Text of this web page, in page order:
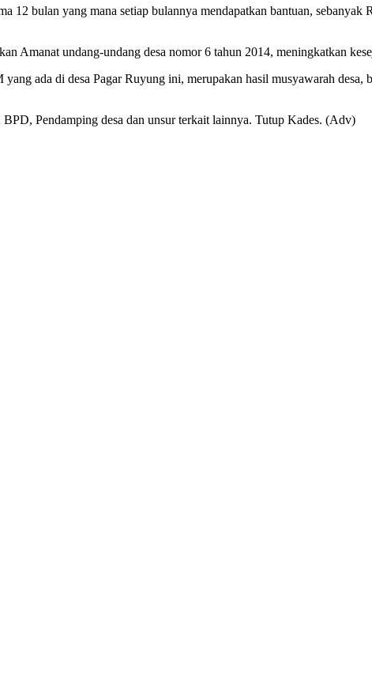
12 bulan yang mana setiap bulannya mendapatkan bantuan, sebanyak
Amanat undang-undang desa nomor 6 tahun 2014, meningkatkan
ada di desa Pagar Ruyung ini, merupakan hasil musyawarah desa,
Pendamping desa dan unsur terkait lainnya. Tutup Kades. (Adv)